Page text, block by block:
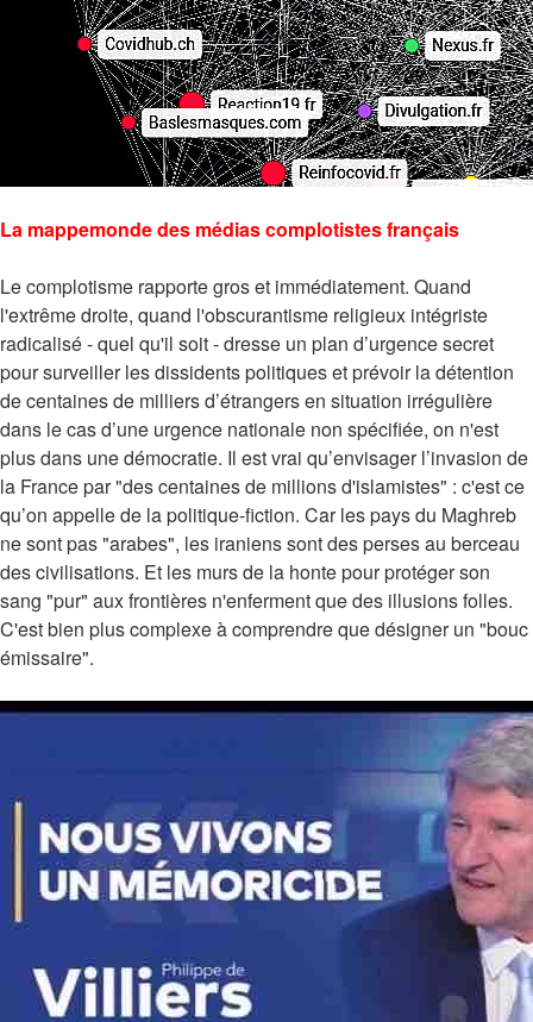
La mappemonde des médias complotistes français
Le complotisme rapporte gros et immédiatement. Quand
l'extrême droite, quand l'obscurantisme religieux intégriste
radicalisé - quel qu'il soit - dresse un plan d’urgence secret
pour surveiller les dissidents politiques et prévoir la détention
de centaines de milliers d’étrangers en situation irrégulière
dans le cas d’une urgence nationale non spécifiée, on n'est
plus dans une démocratie. Il est vrai qu’envisager l’invasion de
la France par "des centaines de millions d'islamistes" : c'est ce
qu’on appelle de la politique-fiction. Car les pays du Maghreb
ne sont pas "arabes", les iraniens sont des perses au berceau
des civilisations. Et les murs de la honte pour protéger son
sang "pur" aux frontières n'enferment que des illusions folles.
C'est bien plus complexe à comprendre que désigner un "bouc
émissaire".